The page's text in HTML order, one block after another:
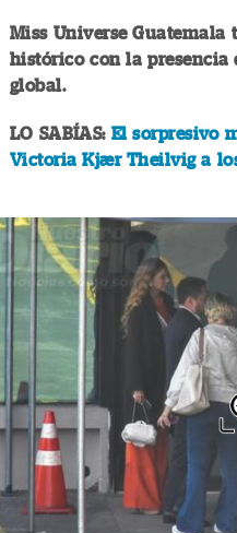
Miss Universe Guatemala
histórico con la presencia
global.
LO SABÍAS: El sorpresivo
Victoria Kjær Theilvig a